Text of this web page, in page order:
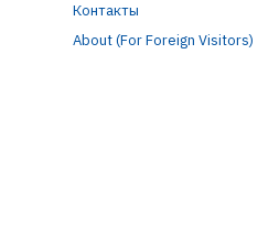
Контакты
About (For Foreign Visitors)